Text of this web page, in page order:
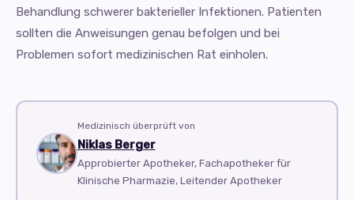
Behandlung schwerer bakterieller Infektionen. Patienten
sollten die Anweisungen genau befolgen und bei
Problemen sofort medizinischen Rat einholen.
Medizinisch überprüft von
Niklas Berger
Approbierter Apotheker, Fachapotheker für
Klinische Pharmazie, Leitender Apotheker